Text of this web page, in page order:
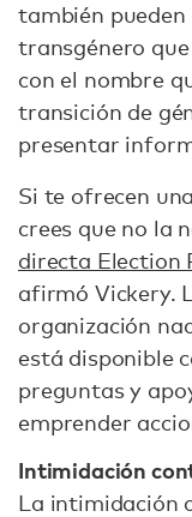
también
transgénero
con el nombre
transición de
presentar
Si te ofrecen
crees que no la
directa Election
afirmó Vickery.
organización
está disponible
preguntas y
emprender
Intimidación
La intimidación